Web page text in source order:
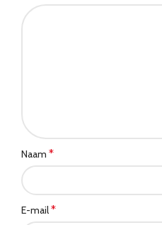
Naam *
E-mail*